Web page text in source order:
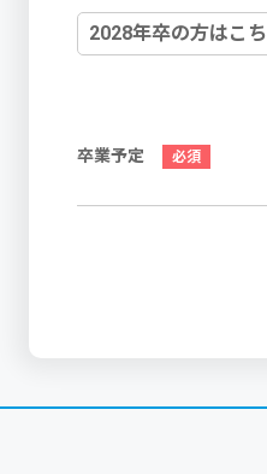
2028年卒の方はこ
卒業予定